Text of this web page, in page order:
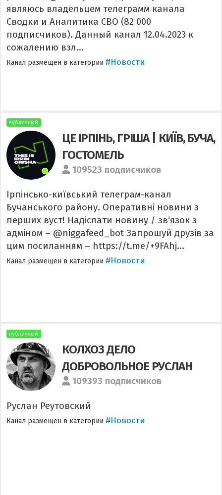
являюсь владельцем телеграмм канала
Сводки и Аналитика СВО (82 000
подписчиков). Данный канал 12.04.2023 к
сожалению взл...
Канал размещен в категории #Новости
публичный
ЦЕ ІРПІНЬ, ГРІША | КИЇВ, БУЧА,
ГОСТОМЕЛЬ
109523 подписчиков
Ірпінсько-київський телеграм-канал
Бучанського району. Оперативні новини з
перших вуст! Надіслати новину / зв‘язок з
адміном – @niggafeed_bot Запрошуй друзів за
цим посиланням – https://t.me/+9FAhj...
Канал размещен в категории #Новости
публичный
КОЛХОЗ ДЕЛО
ДОБРОВОЛЬНОЕ РУСЛАН
109393 подписчиков
Руслан Реутовский
Канал размещен в категории #Новости